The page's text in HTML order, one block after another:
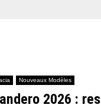
Nouveaux Modèles
2026 :